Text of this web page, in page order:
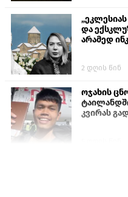
და
არამედ
2 დღის წინ
ოჯახის
კვირას